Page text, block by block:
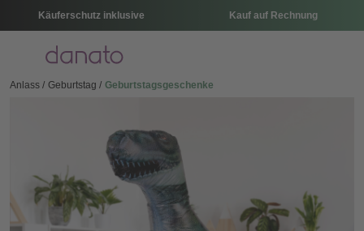
Käuferschutz inklusive Kauf auf Rechnung
Menü
Anlass Geburtstag Geburtstagsgeschenke